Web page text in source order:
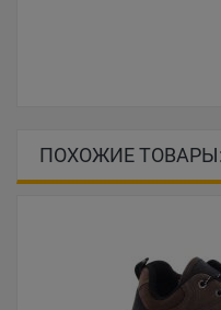
ПОХОЖИЕ ТОВАРЫ: